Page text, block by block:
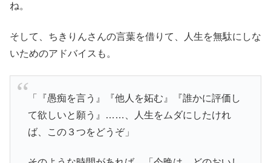
ね。
そして、ちきりんさんの言葉を借りて、人生を無駄にしな
いためのアドバイスも。
「『愚痴を言う』『他人を妬む』『誰かに評価し
て欲しいと願う』……、人生をムダにしたけれ
ば、この３つをどうぞ」